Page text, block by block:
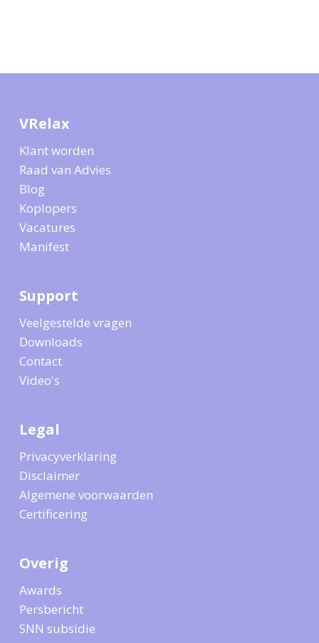
VRelax
Klant worden
Raad van Advies
Blog
Koplopers
Vacatures
Manifest
Support
Veelgestelde vragen
Downloads
Contact
Video's
Legal
Privacyverklaring
Disclaimer
Algemene voorwaarden
Certificering
Overig
Awards
Persbericht
SNN subsidie